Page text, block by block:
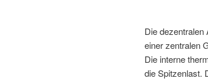
Die dezentralen
einer zentralen
Die interne
die Spitzenlast.